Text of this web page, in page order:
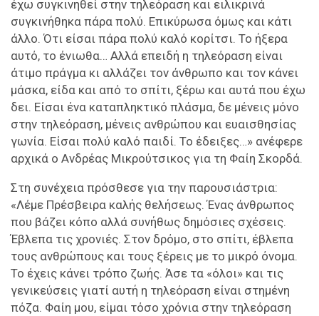
έχω συγκινηθεί στην τηλεόραση και ειλικρινά
συγκινήθηκα πάρα πολύ. Επικύρωσα όμως και κάτι
άλλο. Ότι είσαι πάρα πολύ καλό κορίτσι. Το ήξερα
αυτό, το ένιωθα… Αλλά επειδή η τηλεόραση είναι
άτιμο πράγμα κι αλλάζει τον άνθρωπο και τον κάνει
μάσκα, είδα και από το σπίτι, ξέρω και αυτά που έχω
δει. Είσαι ένα καταπληκτικό πλάσμα, δε μένεις μόνο
στην τηλεόραση, μένεις ανθρώπου και ευαισθησίας
γωνία. Είσαι πολύ καλό παιδί. Το έδειξες…» ανέφερε
αρχικά ο Ανδρέας Μικρούτσικος για τη Φαίη Σκορδά.
Στη συνέχεια πρόσθεσε για την παρουσιάστρια:
«Λέμε Πρέσβειρα καλής θελήσεως. Ένας άνθρωπος
που βάζει κόπο αλλά συνήθως δημόσιες σχέσεις.
Έβλεπα τις χρονιές. Στον δρόμο, στο σπίτι, έβλεπα
τους ανθρώπους και τους ξέρεις με το μικρό όνομα.
Το έχεις κάνει τρόπο ζωής. Άσε τα «όλοι» και τις
γενικεύσεις γιατί αυτή η τηλεόραση είναι στημένη
πόζα. Φαίη μου, είμαι τόσο χρόνια στην τηλεόραση